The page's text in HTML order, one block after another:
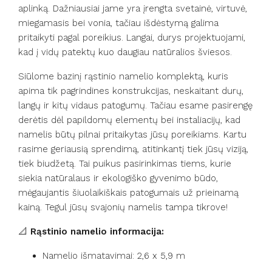
aplinką. Dažniausiai jame yra įrengta svetainė, virtuvė,
miegamasis bei vonia, tačiau išdėstymą galima
pritaikyti pagal poreikius. Langai, durys projektuojami,
kad į vidų patektų kuo daugiau natūralios šviesos.
Siūlome bazinį rąstinio namelio komplektą, kuris
apima tik pagrindines konstrukcijas, neskaitant durų,
langų ir kitų vidaus patogumų. Tačiau esame pasirengę
derėtis dėl papildomų elementų bei instaliacijų, kad
namelis būtų pilnai pritaikytas jūsų poreikiams. Kartu
rasime geriausią sprendimą, atitinkantį tiek jūsų viziją,
tiek biudžetą. Tai puikus pasirinkimas tiems, kurie
siekia natūralaus ir ekologiško gyvenimo būdo,
mėgaujantis šiuolaikiškais patogumais už prieinamą
kainą. Tegul jūsų svajonių namelis tampa tikrove!
📐 Rąstinio namelio informacija:
Namelio išmatavimai: 2,6 x 5,9 m